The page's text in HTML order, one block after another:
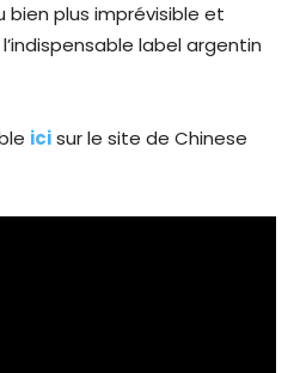
bien plus imprévisible et
label argentin
icisur le site de Chinese